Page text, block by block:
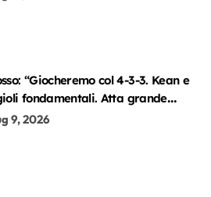
“Giocheremo col 4-3-3. Kean e
fondamentali. Atta grande
9, 2026